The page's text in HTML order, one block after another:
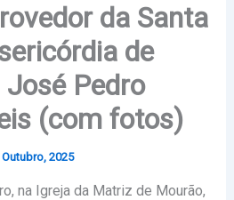
da Santa
de
Pedro
(com fotos)
2025
na Igreja da Matriz de Mourão,